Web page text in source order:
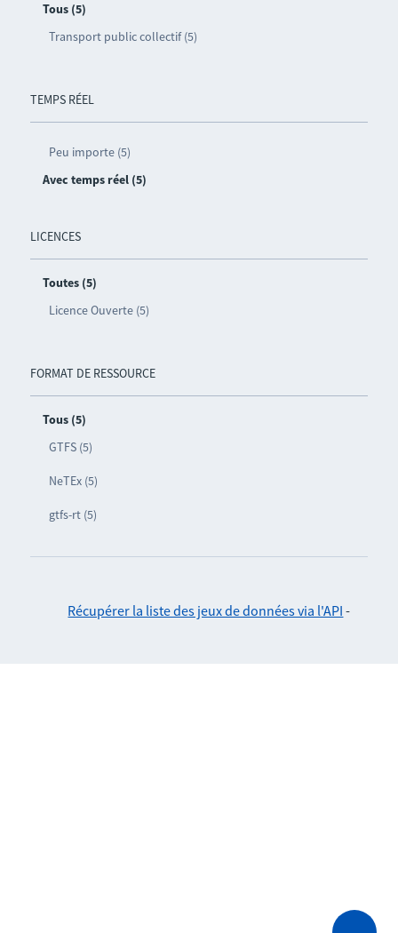
Tous (5)
Transport public collectif (5)
TEMPS RÉEL
Peu importe (5)
Avec temps réel (5)
LICENCES
Toutes (5)
Licence Ouverte (5)
FORMAT DE RESSOURCE
Tous (5)
GTFS (5)
NeTEx (5)
gtfs-rt (5)
Récupérer la liste des jeux de données via l'API -